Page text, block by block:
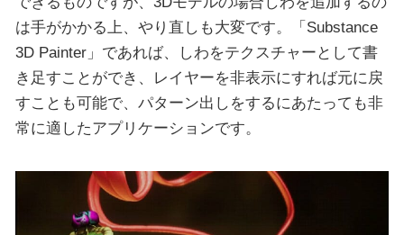
は手がかかる上、やり直しも大変です。「Substance
3D Painter」であれば、しわをテクスチャーとして書
き足すことができ、レイヤーを非表示にすれば元に戻
すことも可能で、パターン出しをするにあたっても非
常に適したアプリケーションです。